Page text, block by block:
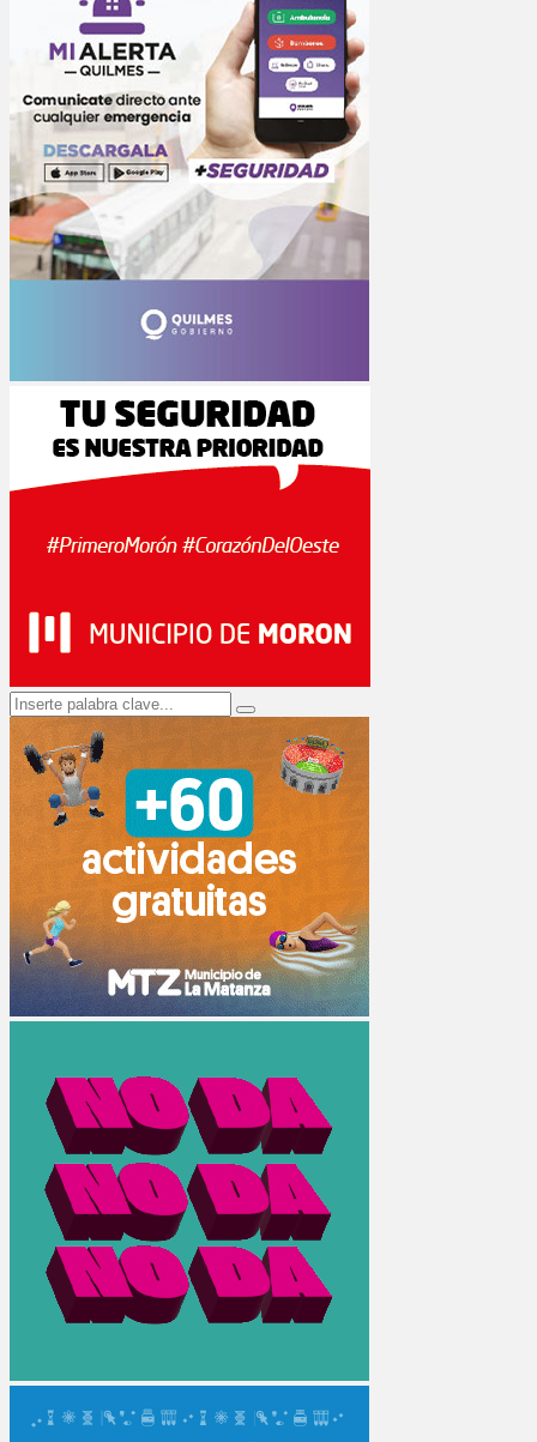
Search
for:
Search